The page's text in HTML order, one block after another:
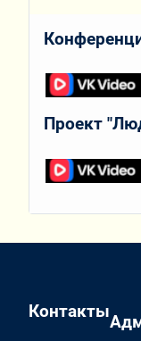
Проект
Контакты